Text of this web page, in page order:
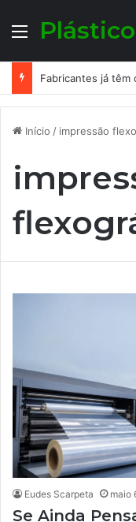
Menu
Início / impressão
Eudes Scarpeta maio
Se Ainda